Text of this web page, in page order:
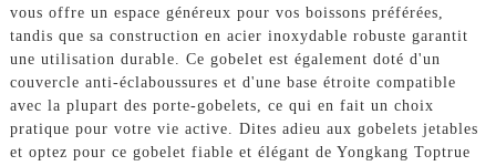
vous offre un espace généreux pour vos boissons préférées,
tandis que sa construction en acier inoxydable robuste garantit
une utilisation durable. Ce gobelet est également doté d'un
couvercle anti-éclaboussures et d'une base étroite compatible
avec la plupart des porte-gobelets, ce qui en fait un choix
pratique pour votre vie active. Dites adieu aux gobelets jetables
et optez pour ce gobelet fiable et élégant de Yongkang Toptrue